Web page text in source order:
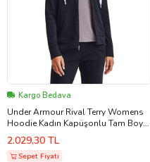
Kargo Bedava
Under Armour Rival Terry Womens
Hoodie Kadın Kapüşonlu Tam Boy
Fermuarlı Sweatshirt Siyah
2.029,30 TL
Sepet Fiyatı